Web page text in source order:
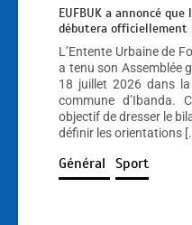
EUFBUK a annoncé
débutera officiellement
L’Entente Urbaine de
a tenu son Assemblée
18 juillet 2026 dans
commune d’Ibanda.
objectif de dresser le
définir les orientations
Général Sport